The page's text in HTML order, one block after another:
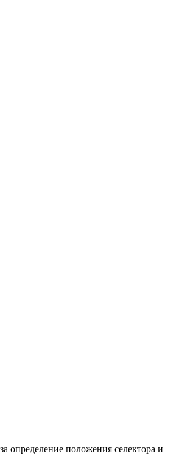
определение положения селектора и